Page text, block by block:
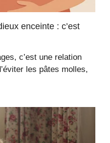
enceinte : c’est
c’est une relation
les pâtes molles,